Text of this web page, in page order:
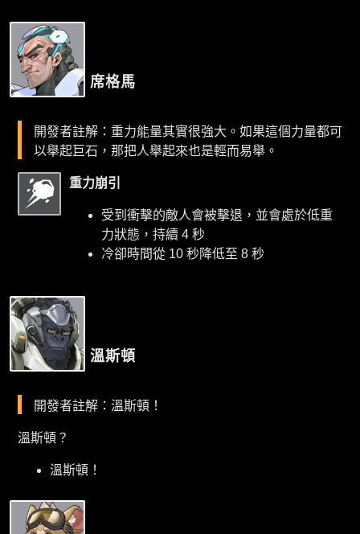
席格馬
開發者註解：重力能量其實很強大。如果這個力量都可
以舉起巨石，那把人舉起來也是輕而易舉。
重力崩引
受到衝擊的敵人會被擊退，並會處於低重
力狀態，持續 4 秒
冷卻時間從 10 秒降低至 8 秒
溫斯頓
開發者註解：溫斯頓！
溫斯頓？
溫斯頓！